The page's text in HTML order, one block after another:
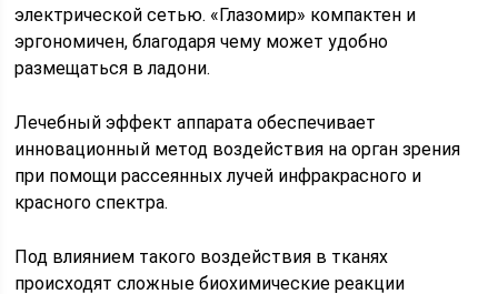
электрической сетью. «Глазомир» компактен и
эргономичен, благодаря чему может удобно
размещаться в ладони.
Лечебный эффект аппарата обеспечивает
инновационный метод воздействия на орган зрения
при помощи рассеянных лучей инфракрасного и
красного спектра.
Под влиянием такого воздействия в тканях
происходят сложные биохимические реакции